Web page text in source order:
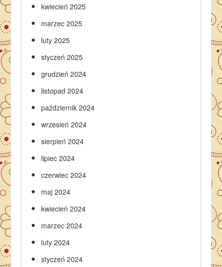
kwiecień 2025
marzec 2025
luty 2025
styczeń 2025
grudzień 2024
listopad 2024
październik 2024
wrzesień 2024
sierpień 2024
lipiec 2024
czerwiec 2024
maj 2024
kwiecień 2024
marzec 2024
luty 2024
styczeń 2024